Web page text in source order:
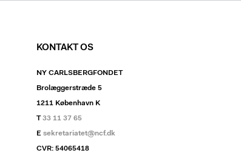
KONTAKT OS
NY CARLSBERGFONDET
Brolæggerstræde 5
1211 København K
T33 11 37 65
E sekretariatet@ncf.dk
CVR: 54065418